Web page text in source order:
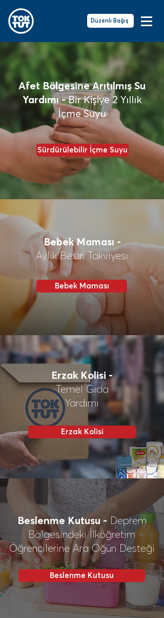
Düzenli Bağış
Afet Bölgesine Arıtılmış Su
Yardımı -Bir Kişiye 2 Yıllık
İçme Suyu
Sürdürülebilir İçme Suyu
Bebek Maması -
Aylık Besin Takviyesi
Bebek Maması
Erzak Kolisi -
Temel Gıda
Yardımı
Erzak Kolisi
Beslenme Kutusu - Deprem
Bölgesindeki İlköğretim
Öğrencilerine Ara Öğün Desteği
Beslenme Kutusu